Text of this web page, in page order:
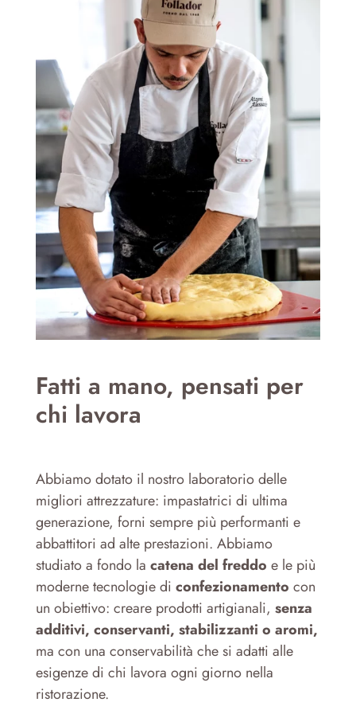
Fatti a mano, pensati per
chi lavora
Abbiamo dotato il nostro laboratorio delle
migliori attrezzature: impastatrici di ultima
generazione, forni sempre più performanti e
abbattitori ad alte prestazioni. Abbiamo
studiato a fondo la catena del freddo e le più
moderne tecnologie di confezionamento con
un obiettivo: creare prodotti artigianali, senza
additivi, conservanti, stabilizzanti o aromi,
ma con una conservabilità che si adatti alle
esigenze di chi lavora ogni giorno nella
ristorazione.